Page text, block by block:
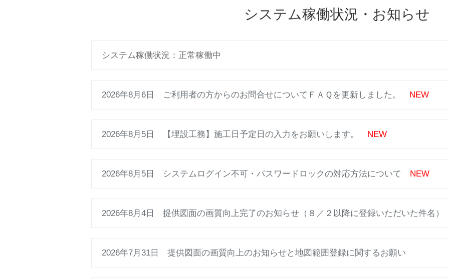
システム稼働状況・お知らせ
システム稼働状況：正常稼働中
2026年8月6日 ご利用者の方からのお問合せについてＦＡＱを更新しました。 NEW
2026年8月5日 【埋設工務】施工日予定日の入力をお願いします。 NEW
2026年8月5日 システムログイン不可・パスワードロックの対応方法について NEW
2026年8月4日 提供図面の画質向上完了のお知らせ（８／２以降に登録いただいた件名）
2026年7月31日 提供図面の画質向上のお知らせと地図範囲登録に関するお願い